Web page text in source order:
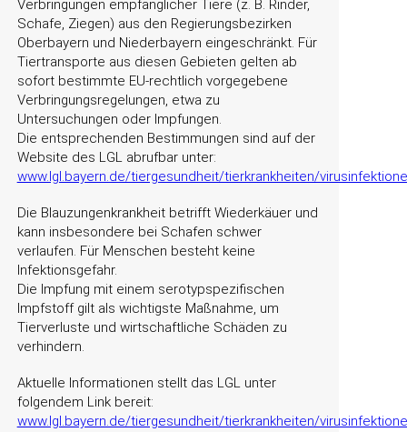
Verbringungen empfänglicher Tiere (z. B. Rinder,
Schafe, Ziegen) aus den Regierungsbezirken
Oberbayern und Niederbayern eingeschränkt. Für
Tiertransporte aus diesen Gebieten gelten ab
sofort bestimmte EU-rechtlich vorgegebene
Verbringungsregelungen, etwa zu
Untersuchungen oder Impfungen.
Die entsprechenden Bestimmungen sind auf der
Website des LGL abrufbar unter:
www.lgl.bayern.de/tiergesundheit/tierkrankheiten/
Die Blauzungenkrankheit betrifft Wiederkäuer und
kann insbesondere bei Schafen schwer
verlaufen. Für Menschen besteht keine
Infektionsgefahr.
Die Impfung mit einem serotypspezifischen
Impfstoff gilt als wichtigste Maßnahme, um
Tierverluste und wirtschaftliche Schäden zu
verhindern.
Aktuelle Informationen stellt das LGL unter
folgendem Link bereit:
www.lgl.bayern.de/tiergesundheit/tierkrankheiten/